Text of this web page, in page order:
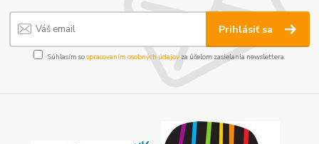
Prihlásiť sa
Súhlasím sospracovaním osobných údajov za účelom zasielania newslettera.